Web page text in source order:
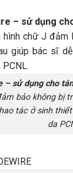
– sử dụng
– sử dụng cho
bảo không bị
tác ở sinh
da